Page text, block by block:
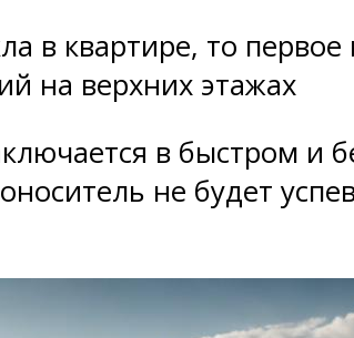
в квартире, то
на верхних этажах
в быстром и
не будет